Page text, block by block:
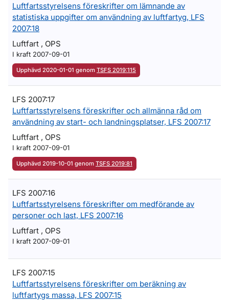
Luftfartsstyrelsens föreskrifter om lämnande av
statistiska uppgifter om användning av luftfartyg, LFS
2007:18
Luftfart , OPS
I kraft 2007-09-01
Upphävd 2020-01-01 genom TSFS 2019:115
LFS 2007:17
Luftfartsstyrelsens föreskrifter och allmänna råd om
användning av start- och landningsplatser, LFS 2007:17
Luftfart , OPS
I kraft 2007-09-01
Upphävd 2019-10-01 genom TSFS 2019:81
LFS 2007:16
Luftfartsstyrelsens föreskrifter om medförande av
personer och last, LFS 2007:16
Luftfart , OPS
I kraft 2007-09-01
LFS 2007:15
Luftfartsstyrelsens föreskrifter om beräkning av
luftfartygs massa, LFS 2007:15